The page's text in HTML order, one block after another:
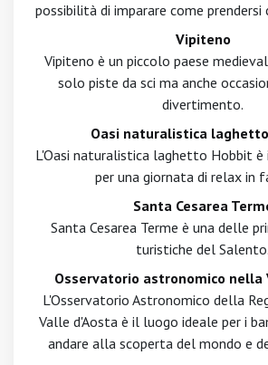
possibilità di imparare come prendersi
Vipiteno
Vipiteno è un piccolo paese
solo piste da sci ma anche
divertimento.
Oasi naturalistica
L'Oasi naturalistica laghetto Hobbit
per una giornata di relax in
Santa Cesarea
Santa Cesarea Terme è una delle
turistiche del Salento.
Osservatorio astronomico nella
L'Osservatorio Astronomico della
Valle d'Aosta è il luogo ideale per i
andare alla scoperta del mondo e